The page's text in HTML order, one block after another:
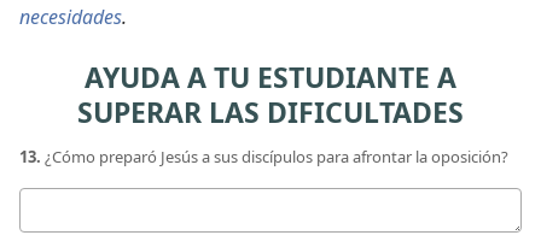
necesidades.
AYUDA A TU ESTUDIANTE A
SUPERAR LAS DIFICULTADES
13. ¿Cómo preparó Jesús a sus discípulos para afrontar la oposición?